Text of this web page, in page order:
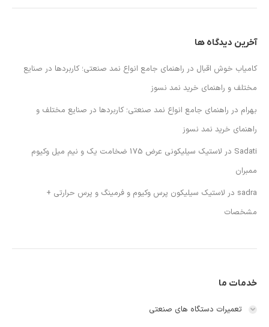
آخرین دیدگاه ها
کامیاب خوش اقبال در راهنمای جامع انواع نمد صنعتی؛ کاربردها در صنایع
مختلف و راهنمای خرید نمد نسوز
بهرام در راهنمای جامع انواع نمد صنعتی؛ کاربردها در صنایع مختلف و
راهنمای خرید نمد نسوز
Sadati در
لاستیک سیلیکونی عرض 175 ضخامت یک و نیم میل وکیوم
ممبران
sadra در لاستیک سیلیکون پرس وکیوم و فرمینگ و پرس حرارتی +
مشخصات
خدمات ما
تعمیرات دستگاه های صنعتی